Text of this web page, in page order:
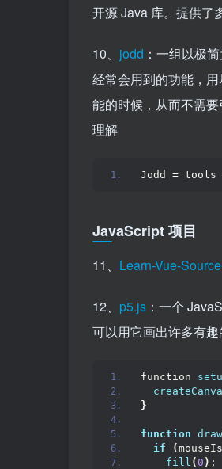
开源 Java 库。提供了
10、 jodd ：一组以极
经常会用到的功能，
能的时候，从而不需
理解
Jodd = tools
JavaScript 项目
11、 Learn-Vue-
12、 p5.js ：一个
可以用它画出许多有
function
}
function draw
if
(
fill (0 ) ;